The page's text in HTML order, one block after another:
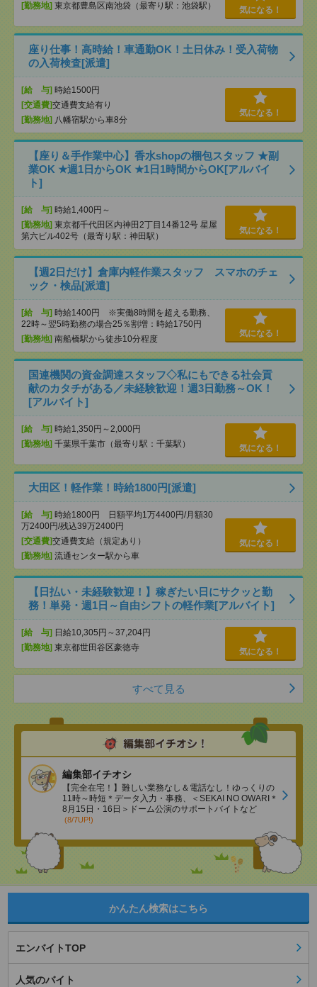
[勤務地] 東京都豊島区南池袋（最寄り駅：池袋駅） 気になる！
座り仕事！高時給！車通勤OK！土日休み！受入荷物
の入荷検査[派遣]
[給 与] 時給1500円
[交通費]交通費支給有り
[勤務地] 八幡宿駅から車8分
気になる！
【座り＆手作業中心】香水shopの梱包スタッフ ★副
業OK ★週1日からOK ★1日1時間からOK[アルバイ
ト]
[給 与] 時給1,400円～
[勤務地] 東京都千代田区内神田2丁目14番12号 星屋
第六ビル402号（最寄り駅：神田駅）
気になる！
【週2日だけ】倉庫内軽作業スタッフ スマホのチェ
ック・検品[派遣]
[給 与] 時給1400円 ※実働8時間を超える勤務、
22時～翌5時勤務の場合25％割増：時給1750円
[勤務地] 南船橋駅から徒歩10分程度
気になる！
国連機関の資金調達スタッフ◇私にもできる社会貢
献のカタチがある／未経験歓迎！週3日勤務～OK！
[アルバイト]
[給 与] 時給1,350円～2,000円
[勤務地] 千葉県千葉市（最寄り駅：千葉駅） 気になる！
大田区！軽作業！時給1800円[派遣]
[給 与] 時給1800円 日額平均1万4400円/月額30
万2400円/残込39万2400円
[交通費]交通費支給（規定あり）
[勤務地] 流通センター駅から車
気になる！
【日払い・未経験歓迎！】稼ぎたい日にサクッと勤
務！単発・週1日～自由シフトの軽作業[アルバイト]
[給 与] 日給10,305円～37,204円
[勤務地] 東京都世田谷区豪徳寺 気になる！
すべて見る
編集部イチオシ
【完全在宅！】難しい業務なし＆電話なし！ゆっくりの
11時～時短＊データ入力・事務、＜SEKAI NO OWARI＊
8月15日・16日＞ドーム公演のサポートバイトなど
(8/7UP!)
かんたん検索はこちら
エンバイトTOP
人気のバイト